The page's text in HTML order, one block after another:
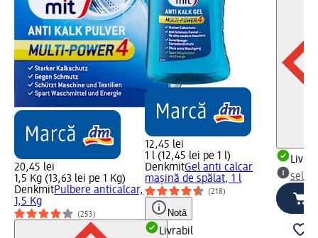
20,45 lei
1,5 Kg (13,63 lei pe 1 Kg)
DenkmitPulbere anticalcar,
1,5 Kg
(253)
12,45 lei
1 l (12,45 lei pe 1 l)
DenkmitGel anti calcar
mașină de spălat, 1 l
(218)
Notă
Livrabil